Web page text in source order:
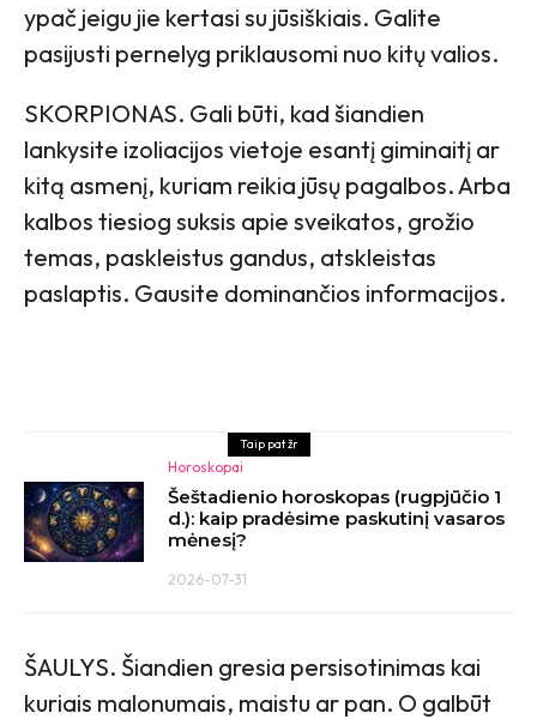
ypač jeigu jie kertasi su jūsiškiais. Galite
pasijusti pernelyg priklausomi nuo kitų valios.
SKORPIONAS. Gali būti, kad šiandien
lankysite izoliacijos vietoje esantį giminaitį ar
kitą asmenį, kuriam reikia jūsų pagalbos. Arba
kalbos tiesiog suksis apie sveikatos, grožio
temas, paskleistus gandus, atskleistas
paslaptis. Gausite dominančios informacijos.
Taip pat žr
Horoskopai
Šeštadienio horoskopas (rugpjūčio 1
d.): kaip pradėsime paskutinį vasaros
mėnesį?
2026-07-31
ŠAULYS. Šiandien gresia persisotinimas kai
kuriais malonumais, maistu ar pan. O galbūt